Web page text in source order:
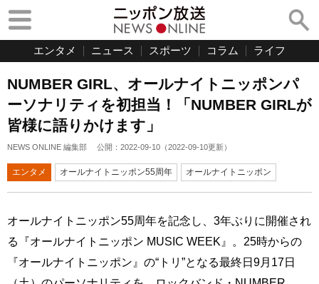
エンタメ ニュース スポーツ コラム ライフ
NUMBER GIRL、オールナイトニッポンパ
ーソナリティを初担当！「NUMBER GIRLが
皆様に語りかけます」
NEWS ONLINE 編集部 公開： 2022-09-10 （2022-09-10更新）
エンタメ オールナイトニッポン55周年 オールナイトニッポン
オールナイトニッポン55周年を記念し、3年ぶりに開催され
る『オールナイトニッポン MUSIC WEEK』。25時からの
『オールナイトニッポン』の“トリ”となる最終日9月17日